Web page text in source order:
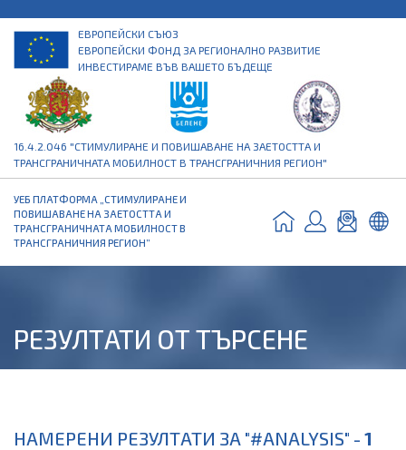
ЕВРОПЕЙСКИ СЪЮЗ
ЕВРОПЕЙСКИ ФОНД ЗА РЕГИОНАЛНО РАЗВИТИЕ
ИНВЕСТИРАМЕ ВЪВ ВАШЕТО БЪДЕЩЕ
16.4.2.046 "СТИМУЛИРАНЕ И ПОВИШАВАНЕ НА ЗАЕТОСТТА И
ТРАНСГРАНИЧНАТА МОБИЛНОСТ В ТРАНСГРАНИЧНИЯ РЕГИОН"
УЕБ ПЛАТФОРМА „СТИМУЛИРАНЕ И
ПОВИШАВАНЕ НА ЗАЕТОСТТА И
ТРАНСГРАНИЧНАТА МОБИЛНОСТ В
ТРАНСГРАНИЧНИЯ РЕГИОН”
РЕЗУЛТАТИ ОТ ТЪРСЕНЕ
НАМЕРЕНИ РЕЗУЛТАТИ ЗА "#ANALYSIS" - 1